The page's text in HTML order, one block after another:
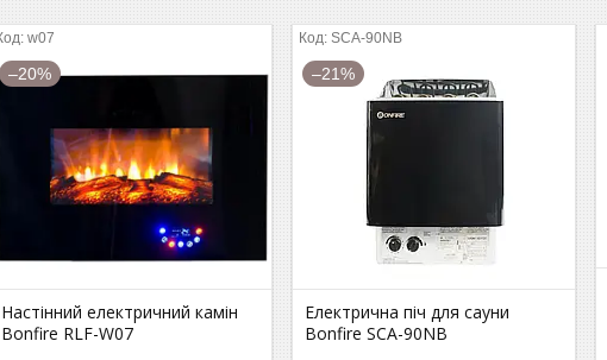
w07
–20%
Настінний електричний камін
Bonfire RLF-W07
SCA-90NB
–21%
Електрична піч для сауни
Bonfire SCA-90NB